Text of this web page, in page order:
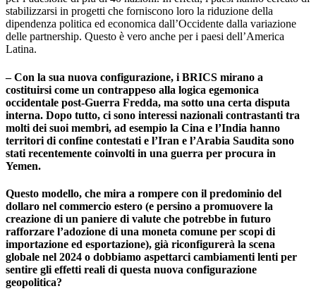
stabilizzarsi in progetti che forniscono loro la riduzione della
dipendenza politica ed economica dall’Occidente dalla variazione
delle partnership. Questo è vero anche per i paesi dell’America
Latina.
– Con la sua nuova configurazione, i BRICS mirano a
costituirsi come un contrappeso alla logica egemonica
occidentale post-Guerra Fredda, ma sotto una certa disputa
interna. Dopo tutto, ci sono interessi nazionali contrastanti tra
molti dei suoi membri, ad esempio la Cina e l’India hanno
territori di confine contestati e l’Iran e l’Arabia Saudita sono
stati recentemente coinvolti in una guerra per procura in
Yemen.
Questo modello, che mira a rompere con il predominio del
dollaro nel commercio estero (e persino a promuovere la
creazione di un paniere di valute che potrebbe in futuro
rafforzare l’adozione di una moneta comune per scopi di
importazione ed esportazione), già riconfigurerà la scena
globale nel 2024 o dobbiamo aspettarci cambiamenti lenti per
sentire gli effetti reali di questa nuova configurazione
geopolitica?